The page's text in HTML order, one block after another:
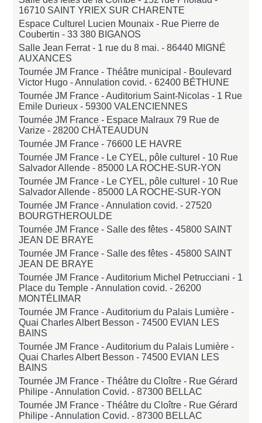
16710 SAINT YRIEX SUR CHARENTE
Espace Culturel Lucien Mounaix - Rue Pierre de
Coubertin -33 380 BIGANOS
Salle Jean Ferrat - 1 rue du 8 mai. -86440 MIGNÉ
AUXANCES
Tournée JM France - Théâtre municipal - Boulevard
Victor Hugo - Annulation covid. -62400 BÉTHUNE
Tournée JM France - Auditorium Saint-Nicolas - 1 Rue
Emile Durieux -59300 VALENCIENNES
Tournée JM France - Espace Malraux 79 Rue de
Varize - 28200 CHÄTEAUDUN
Tournée JM France -76600 LE HAVRE
Tournée JM France - Le CYEL, pôle culturel - 10 Rue
Salvador Allende -85000 LA ROCHE-SUR-YON
Tournée JM France - Le CYEL, pôle culturel - 10 Rue
Salvador Allende -85000 LA ROCHE-SUR-YON
Tournée JM France - Annulation covid. - 27520
BOURGTHEROULDE
Tournée JM France - Salle des fêtes -45800 SAINT
JEAN DE BRAYE
Tournée JM France - Salle des fêtes -45800 SAINT
JEAN DE BRAYE
Tournée JM France - Auditorium Michel Petrucciani - 1
Place du Temple - Annulation covid. - 26200
MONTÉLIMAR
Tournée JM France - Auditorium du Palais Lumière -
Quai Charles Albert Besson -74500 EVIAN LES
BAINS
Tournée JM France - Auditorium du Palais Lumière -
Quai Charles Albert Besson -74500 EVIAN LES
BAINS
Tournée JM France - Théâtre du Cloître - Rue Gérard
Philipe - Annulation Covid. -87300 BELLAC
Tournée JM France - Théâtre du Cloître - Rue Gérard
Philipe - Annulation Covid. -87300 BELLAC